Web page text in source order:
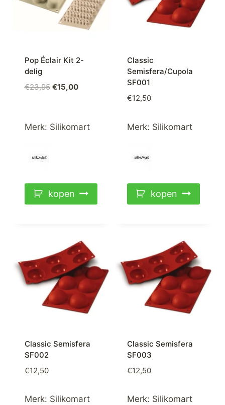
Pop Éclair Kit 2-
delig
€23,95 Oorspronkelijke
€23,95.
€15,00Huidige
€15,00.
Merk: Silikomart
kopen
Classic
Semisfera/Cupola
SF001
€12,50
Merk: Silikomart
kopen
Classic Semisfera
SF002
€12,50
Merk: Silikomart
Classic Semisfera
SF003
€12,50
Merk: Silikomart